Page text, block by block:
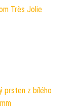
Très Jolie
prsten z bílého